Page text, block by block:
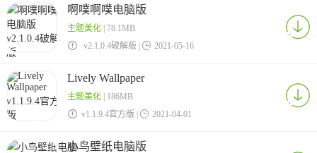
啊噗啊噗电脑版
主题美化| 78.1MB
 v2.1.0.4破解版 |  2021-05-16
Lively Wallpaper
主题美化| 186MB
 v1.1.9.4官方版 |  2021-04-01
小鸟壁纸电脑版